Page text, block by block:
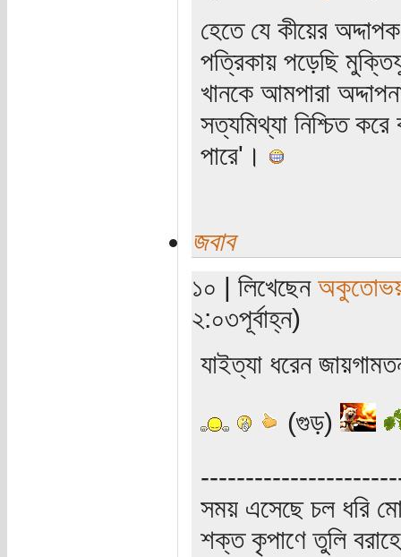
হেতে যে কীয়ের
পত্রিকায় পড়েছি
খানকে আমপারা
সত্যমিথ্যা নিশ্চিত
পারে'।
জবাব
১০ | লিখেছেন অকুতোভয়
২:০৩পূর্বাহ্ন)
যাইত্যা ধরেন
(গুড়)
সময় এসেছে চল ধরি
শক্ত কৃপাণে তুলি